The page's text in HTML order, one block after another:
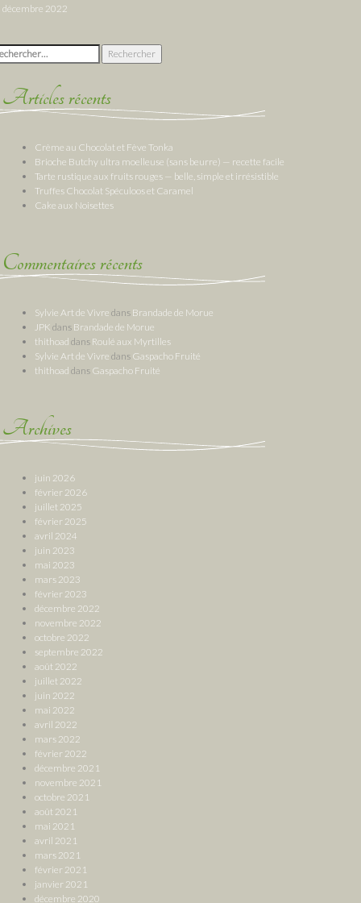
décembre 2022
:
Articles récents
Crème au Chocolat et Fève Tonka
Brioche Butchy ultra moelleuse (sans beurre) — recette facile
Tarte rustique aux fruits rouges — belle, simple et irrésistible
Truffes Chocolat Spéculoos et Caramel
Cake aux Noisettes
Commentaires récents
Sylvie Art de Vivre dans Brandade de Morue
JPK dans Brandade de Morue
thithoad dans Roulé aux Myrtilles
Sylvie Art de Vivre dans Gaspacho Fruité
thithoad dans Gaspacho Fruité
Archives
juin 2026
février 2026
juillet 2025
février 2025
avril 2024
juin 2023
mai 2023
mars 2023
février 2023
décembre 2022
novembre 2022
octobre 2022
septembre 2022
août 2022
juillet 2022
juin 2022
mai 2022
avril 2022
mars 2022
février 2022
décembre 2021
novembre 2021
octobre 2021
août 2021
mai 2021
avril 2021
mars 2021
février 2021
janvier 2021
décembre 2020